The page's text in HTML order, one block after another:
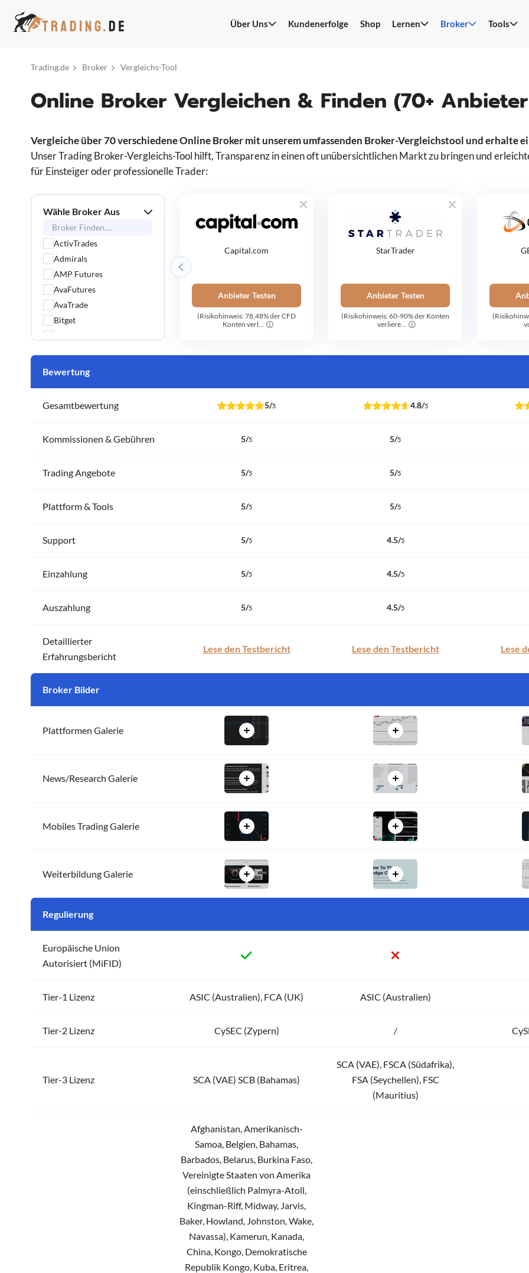
Inhalt
Über Uns Kundenerfolge Shop Lernen Broker Tools
Trading.de Broker Vergleichs-Tool
Online Broker Vergleichen & Finden (70+
Vergleiche über 70 verschiedene Online Broker mit unserem umfassenden Broker-Vergleichstool und erhalte
Unser Trading Broker-Vergleichs-Tool hilft, Transparenz in einen oft unübersichtlichen Markt zu bringen und
für Einsteiger oder professionelle Trader:
Wähle Broker Aus
ActivTrades
Admirals
AMP Futures
AvaFutures
AvaTrade
Bitget
Comdirect
Degiro
Deutsche Bank
eToro
Flatex
FP Trading
Freedom24
FXCM
FxPro
GBE Brokers
IC Markets
IC Trading
ING
JFD Brokers
Markets.com
Pepperstone
PU Prime
Scalable Capital
Skilling
Sparkassen Broker
Swissquote
Capital.com
Anbieter Testen
(Risikohinweis: 78,48% der CFD
Konten verl...
StarTrader
Anbieter Testen
(Risikohinweis: 60-90% der Konten
verliere...
Bewertung
Gesamtbewertung 5/5 4.8/5
Kommissionen & Gebühren 5/5 5/5
Trading Angebote 5/5 5/5
Plattform & Tools 5/5 5/5
Support 5/5 4.5/5
Einzahlung 5/5 4.5/5
Auszahlung 5/5 4.5/5
Detaillierter
Erfahrungsbericht
Lese den Testbericht Lese den Testbericht Lese
Broker Bilder
Plattformen Galerie
News/Research Galerie
Mobiles Trading Galerie
Weiterbildung Galerie
Regulierung
Europäische Union
Autorisiert (MiFID)
Tier-1 Lizenz ASIC (Australien), FCA (UK) ASIC (Australien)
Tier-2 Lizenz CySEC (Zypern) /
Tier-3 Lizenz SCA (VAE) SCB (Bahamas)
SCA (VAE), FSCA (Südafrika),
FSA (Seychellen), FSC
(Mauritius)
Afghanistan, Amerikanisch-
Samoa, Belgien, Bahamas,
Barbados, Belarus, Burkina Faso,
Vereinigte Staaten von Amerika
(einschließlich Palmyra-Atoll,
Kingman-Riff, Midway, Jarvis,
Baker, Howland, Johnston, Wake,
Navassa), Kamerun, Kanada,
China, Kongo, Demokratische
Republik Kongo, Kuba, Eritrea,